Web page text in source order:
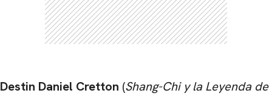
Destin Daniel Cretton (Shang-Chi y la Leyenda de